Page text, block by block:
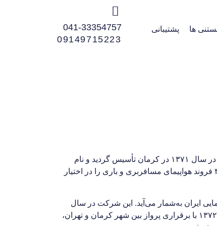
ها پشتیبانی
041-33354757
09149715223
هواپیمایی ماهان ایر شرکت هواپیمایی خصوصی ایرانی است و آشیانه اصلی این شرکت در شهر کرمان قرار دارد. این شرکت در سال ۱۳۷۱ در کرمان تأسیس گردید و نام
ماهان ایر نیز برگرفته از ماهان شهری در ۳۵ کیلومتری کرمان است. شرکت هواپیمایی ماهان هم‌اکنون ناوگانی متشکل از ۳۷ فروند هواپیمای مسافربری و باری را در اختیار
ایران به‌شمار می‌آید. این شرکت در سال
۱۳۷۱ با برخورداری از دو فروند هواپیمای مسافربری، تأسیس گردید. شرکت هواپیمایی ماهان خدمات رسانی خود را در سال ۱۳۷۲ با برقراری پرواز بین شهر کرمان و تهران،